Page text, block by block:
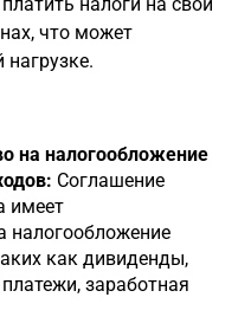
что может
нагрузке.
на налогообложение
Соглашение
имеет
налогообложение
как дивиденды,
заработная